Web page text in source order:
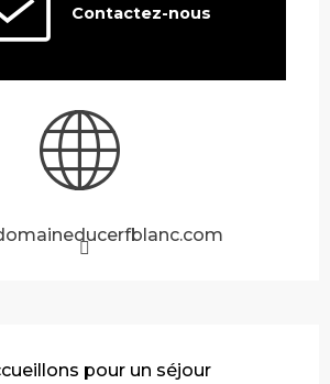
Contactez-nous
pour un séjour